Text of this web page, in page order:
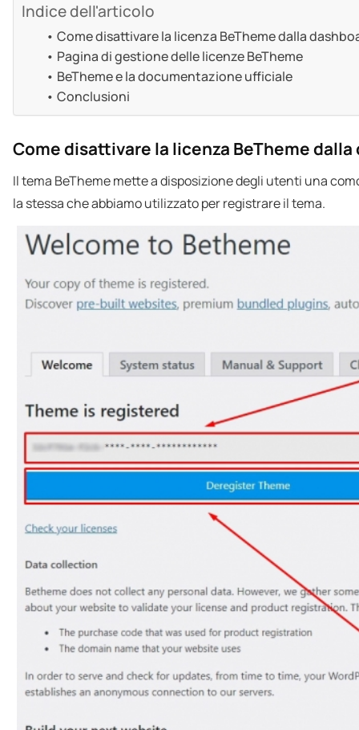
Indice dell'articolo
Come disattivare la licenza BeTheme dalla
Pagina di gestione delle licenze BeTheme
BeTheme e la documentazione ufficiale
Conclusioni
Come disattivare la licenza BeTheme dalla
Il tema BeTheme mette a disposizione degli utenti una
la stessa che abbiamo utilizzato per registrare il tema.